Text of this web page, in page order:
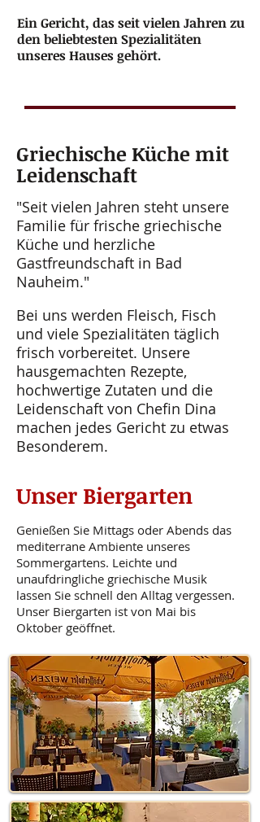
Ein Gericht, das seit vielen Jahren zu
den beliebtesten Spezialitäten
unseres Hauses gehört.
Griechische Küche mit
Leidenschaft
"Seit vielen Jahren steht unsere
Familie für frische griechische
Küche und herzliche
Gastfreundschaft in Bad
Nauheim."
Bei uns werden Fleisch, Fisch
und viele Spezialitäten täglich
frisch vorbereitet. Unsere
hausgemachten Rezepte,
hochwertige Zutaten und die
Leidenschaft von Chefin Dina
machen jedes Gericht zu etwas
Besonderem.
Unser Biergarten
Genießen Sie Mittags oder Abends das
mediterrane Ambiente unseres
Sommergartens. Leichte und
unaufdringliche griechische Musik
lassen Sie schnell den Alltag vergessen.
Unser Biergarten ist von Mai bis
Oktober geöffnet.